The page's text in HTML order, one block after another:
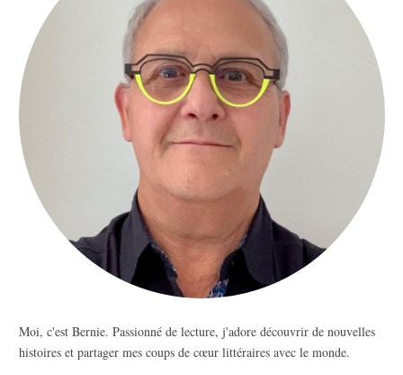
Moi, c'est Bernie. Passionné de lecture, j'adore découvrir de nouvelles
histoires et partager mes coups de cœur littéraires avec le monde.